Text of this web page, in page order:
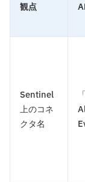
観点
Sentinel
上のコネ
クタ名